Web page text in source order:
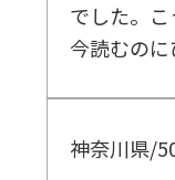
でした。こ
今読むのに
神奈川県/